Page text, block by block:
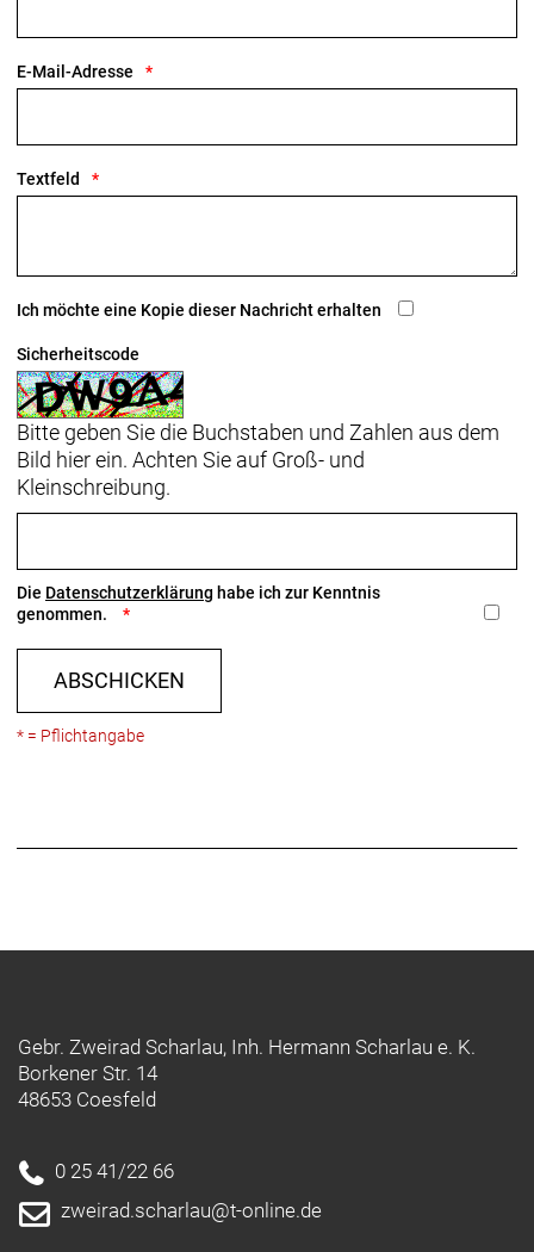
E-Mail-Adresse
Textfeld
Ich möchte eine Kopie dieser Nachricht erhalten
Sicherheitscode
Bitte geben Sie die Buchstaben und Zahlen aus dem
Bild hier ein. Achten Sie auf Groß- und
Kleinschreibung.
Die Datenschutzerklärung habe ich zur Kenntnis
genommen.
ABSCHICKEN
* = Pflichtangabe
Gebr. Zweirad Scharlau, Inh. Hermann Scharlau e. K.
Borkener Str. 14
48653 Coesfeld
0 25 41/22 66
zweirad.scharlau@t-online.de